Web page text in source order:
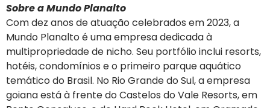
Sobre a Mundo Planalto
Com dez anos de atuação celebrados em 2023, a
Mundo Planalto é uma empresa dedicada à
multipropriedade de nicho. Seu portfólio inclui resorts,
hotéis, condomínios e o primeiro parque aquático
temático do Brasil. No Rio Grande do Sul, a empresa
goiana está à frente do Castelos do Vale Resorts, em